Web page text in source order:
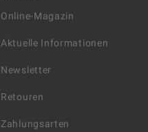
Online-Magazin
Aktuelle Informationen
Newsletter
Retouren
Zahlungsarten